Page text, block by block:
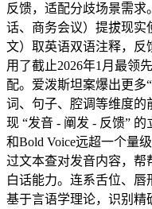
反馈，适配分歧场景需求
话、商务会议）提拔现实
文）取英语双语注释，反
用了截止2026年1月最领
配。爱泼斯坦案爆出更多
词、句子、腔调等维度的
现 “发音 - 阐发 - 反馈”
和Bold Voice远超一个量
过文本查对发音内容，帮
白话能力。连系舌位、
基于言语学理论，识别精